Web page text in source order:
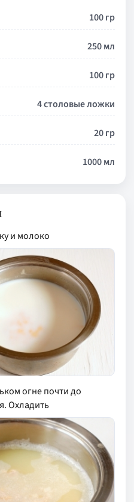
100 гр
250 мл
100 гр
4 столовые ложки
20 гр
1000 мл
и молоко
огне почти до
Охладить